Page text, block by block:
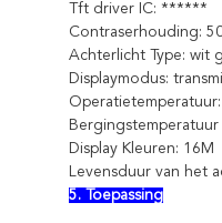
Tft driver IC: ******
Contraserhouding:
Achterlicht Type: wit
Displaymodus:
Bergingstemperatuur
Display Kleuren: 16M
Levensduur van het
5. Toepassing